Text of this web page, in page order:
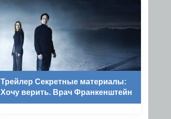
Трейлер Секретные материалы:
Хочу верить. Врач Франкенштейн